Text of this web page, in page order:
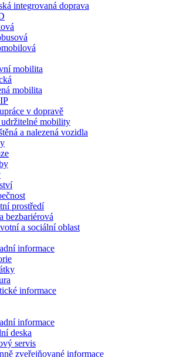
integrovaná doprava
mobilita
mobilita
v dopravě
udržitelné mobility
a nalezená vozidla
prostředí
bezbariérová
a sociální oblast
informace
informace
informace
deska
servis
zveřejňované informace